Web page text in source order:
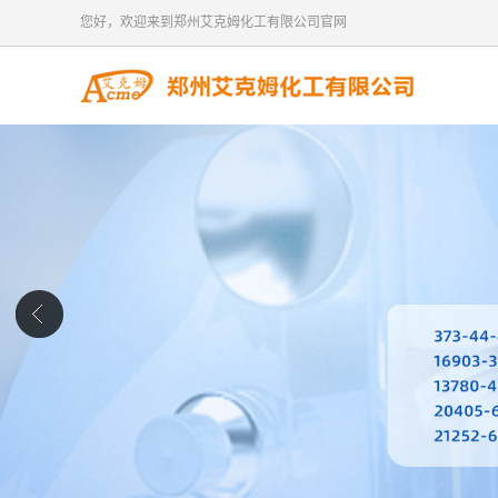
您好，欢迎来到郑州艾克姆化工有限公司官网